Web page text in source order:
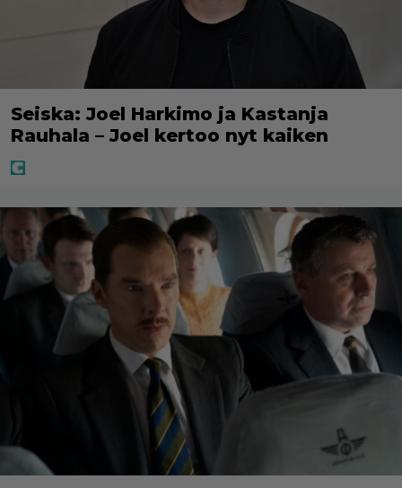
Seiska: Joel Harkimo ja Kastanja
Rauhala – Joel kertoo nyt kaiken